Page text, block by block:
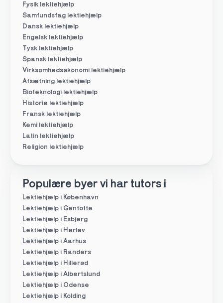
Fysik lektiehjælp
Samfundsfag lektiehjælp
Dansk lektiehjælp
Engelsk lektiehjælp
Tysk lektiehjælp
Spansk lektiehjælp
Virksomhedsøkonomi lektiehjælp
Afsætning lektiehjælp
Bioteknologi lektiehjælp
Historie lektiehjælp
Fransk lektiehjælp
Kemi lektiehjælp
Latin lektiehjælp
Religion lektiehjælp
Populære byer vi har tutors i
Lektiehjælp i København
Lektiehjælp i Gentofte
Lektiehjælp i Esbjerg
Lektiehjælp i Herlev
Lektiehjælp i Aarhus
Lektiehjælp i Randers
Lektiehjælp i Hillerød
Lektiehjælp i Albertslund
Lektiehjælp i Odense
Lektiehjælp i Kolding